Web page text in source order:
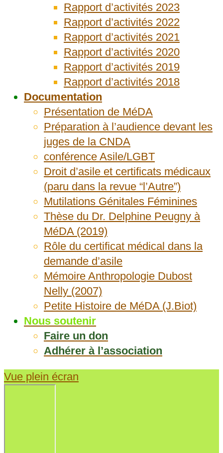
Rapport d’activités 2023
Rapport d’activités 2022
Rapport d’activités 2021
Rapport d’activités 2020
Rapport d’activités 2019
Rapport d’activités 2018
Documentation
Présentation de MéDA
Préparation à l’audience devant les
juges de la CNDA
conférence Asile/LGBT
Droit d’asile et certificats médicaux
(paru dans la revue “l’Autre”)
Mutilations Génitales Féminines
Thèse du Dr. Delphine Peugny à
MéDA (2019)
Rôle du certificat médical dans la
demande d’asile
Mémoire Anthropologie Dubost
Nelly (2007)
Petite Histoire de MéDA (J.Biot)
Nous soutenir
Faire un don
Adhérer à l’association
Vue plein écran